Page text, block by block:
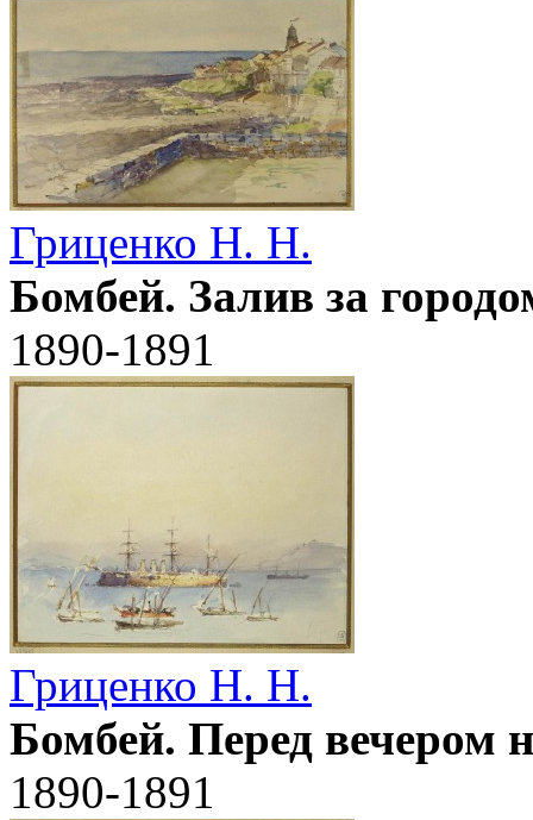
Гриценко Н. Н.
Бомбей. Залив за
1890-1891
Гриценко Н. Н.
Бомбей. Перед вечером
1890-1891